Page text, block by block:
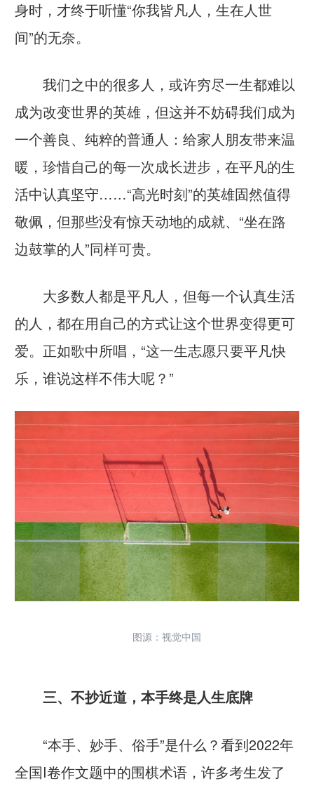
身时，才终于听懂“你我皆凡人，生在人世
间”的无奈。
我们之中的很多人，或许穷尽一生都难以
成为改变世界的英雄，但这并不妨碍我们成为
一个善良、纯粹的普通人：给家人朋友带来温
暖，珍惜自己的每一次成长进步，在平凡的生
活中认真坚守……“高光时刻”的英雄固然值得
敬佩，但那些没有惊天动地的成就、“坐在路
边鼓掌的人”同样可贵。
大多数人都是平凡人，但每一个认真生活
的人，都在用自己的方式让这个世界变得更可
爱。正如歌中所唱，“这一生志愿只要平凡快
乐，谁说这样不伟大呢？”
图源：视觉中国
三、不抄近道，本手终是人生底牌
“本手、妙手、俗手”是什么？看到2022年
全国Ⅰ卷作文题中的围棋术语，许多考生发了